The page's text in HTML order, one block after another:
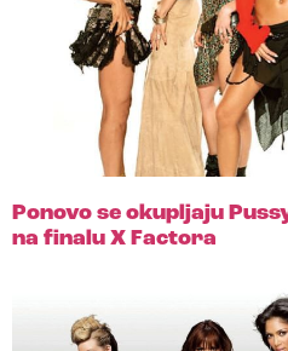
Ponovo se okupljaju
na finalu X Factora